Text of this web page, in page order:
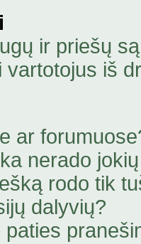
ir priešų
vartotojus iš
ar
nerado
rodo tik
dalyvių?